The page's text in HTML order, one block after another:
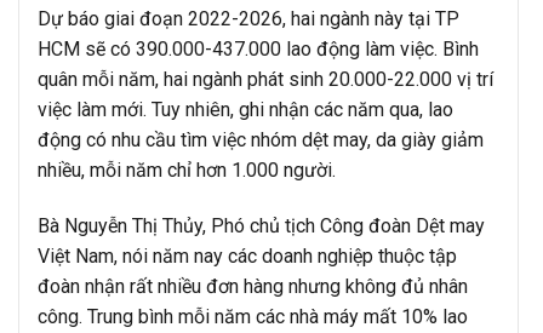
Dự báo giai đoạn 2022-2026, hai ngành này tại TP
HCM sẽ có 390.000-437.000 lao động làm việc. Bình
quân mỗi năm, hai ngành phát sinh 20.000-22.000 vị trí
việc làm mới. Tuy nhiên, ghi nhận các năm qua, lao
động có nhu cầu tìm việc nhóm dệt may, da giày giảm
nhiều, mỗi năm chỉ hơn 1.000 người.
Bà Nguyễn Thị Thủy, Phó chủ tịch Công đoàn Dệt may
Việt Nam, nói năm nay các doanh nghiệp thuộc tập
đoàn nhận rất nhiều đơn hàng nhưng không đủ nhân
công. Trung bình mỗi năm các nhà máy mất 10% lao